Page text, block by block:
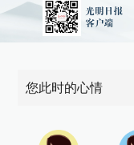
您此时的心情